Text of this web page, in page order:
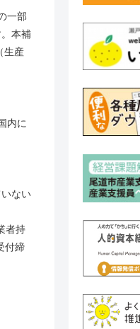
一部
本補
生産
内に
ない
者持
付締